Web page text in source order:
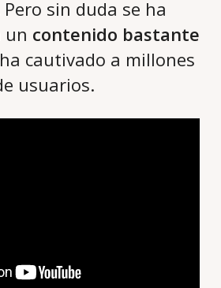
sin duda se ha
un contenido bastante
cautivado a millones
usuarios.